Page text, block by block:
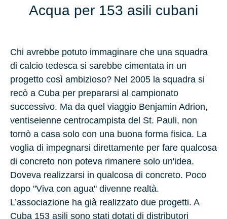
Acqua per 153 asili cubani
Chi avrebbe potuto immaginare che una squadra
di calcio tedesca si sarebbe cimentata in un
progetto così ambizioso? Nel 2005 la squadra si
recò a Cuba per prepararsi al campionato
successivo. Ma da quel viaggio Benjamin Adrion,
ventiseienne centrocampista del St. Pauli, non
tornò a casa solo con una buona forma fisica. La
voglia di impegnarsi direttamente per fare qualcosa
di concreto non poteva rimanere solo un'idea.
Doveva realizzarsi in qualcosa di concreto. Poco
dopo "Viva con agua" divenne realtà.
L’associazione ha già realizzato due progetti. A
Cuba 153 asili sono stati dotati di distributori